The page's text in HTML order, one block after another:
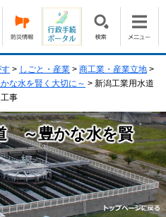
> しごと・産業 > 商工業・産業立地 >
な水を賢く大切に～ > 新潟工業用水道
事
～豊かな水を賢